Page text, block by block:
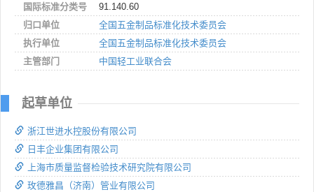
国际标准分类号
91.140.60
归口单位
全国五金制品标准化技术委员会
执行单位
全国五金制品标准化技术委员会
主管部门
中国轻工业联合会
起草单位
浙江世进水控股份有限公司
日丰企业集团有限公司
上海市质量监督检验技术研究院有限公司
玫德雅昌（济南）管业有限公司